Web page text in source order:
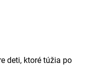
deti, ktoré túžia po